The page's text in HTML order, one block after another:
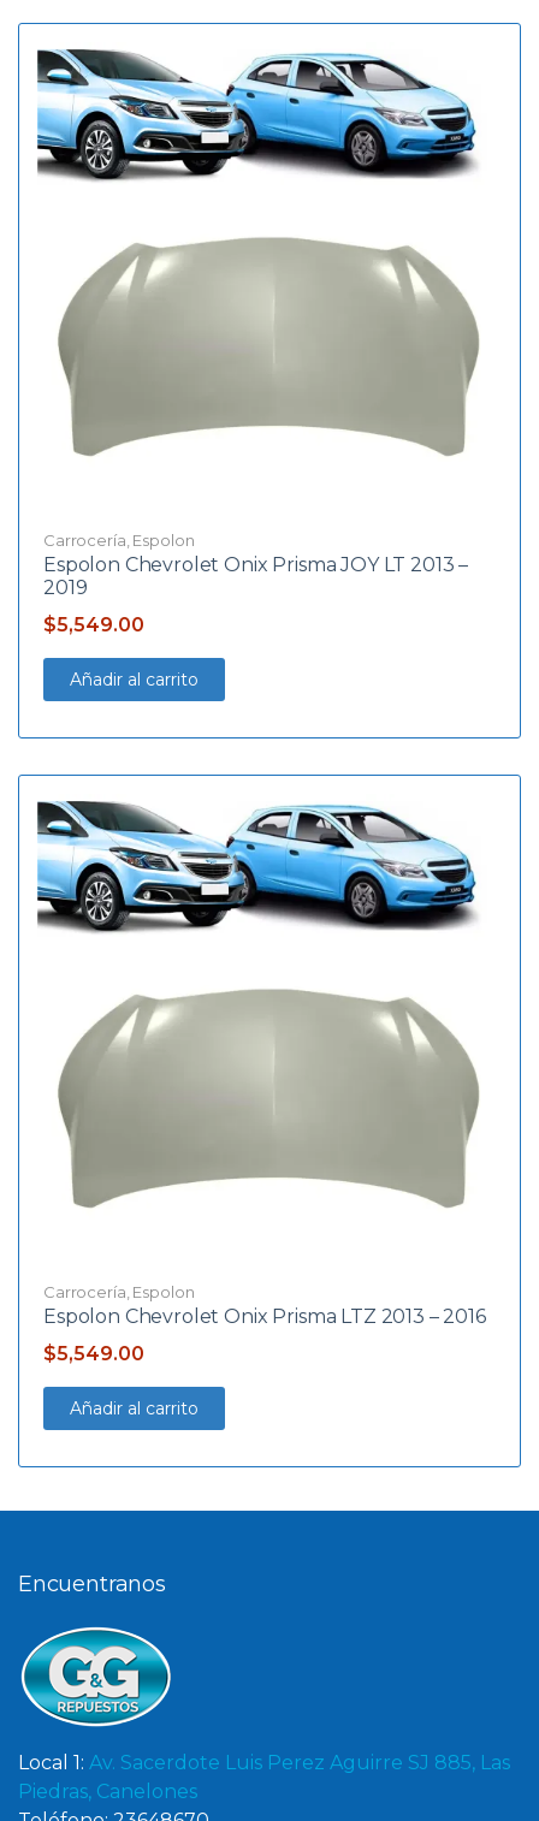
Carrocería Espolon
Espolon Chevrolet Onix Prisma JOY LT 2013 –
2019
$5,549.00
Añadir al carrito
Carrocería Espolon
Espolon Chevrolet Onix Prisma LTZ 2013 – 2016
$5,549.00
Añadir al carrito
Encuentranos
Local 1: Av. Sacerdote Luis Perez Aguirre SJ 885, Las
Piedras, Canelones